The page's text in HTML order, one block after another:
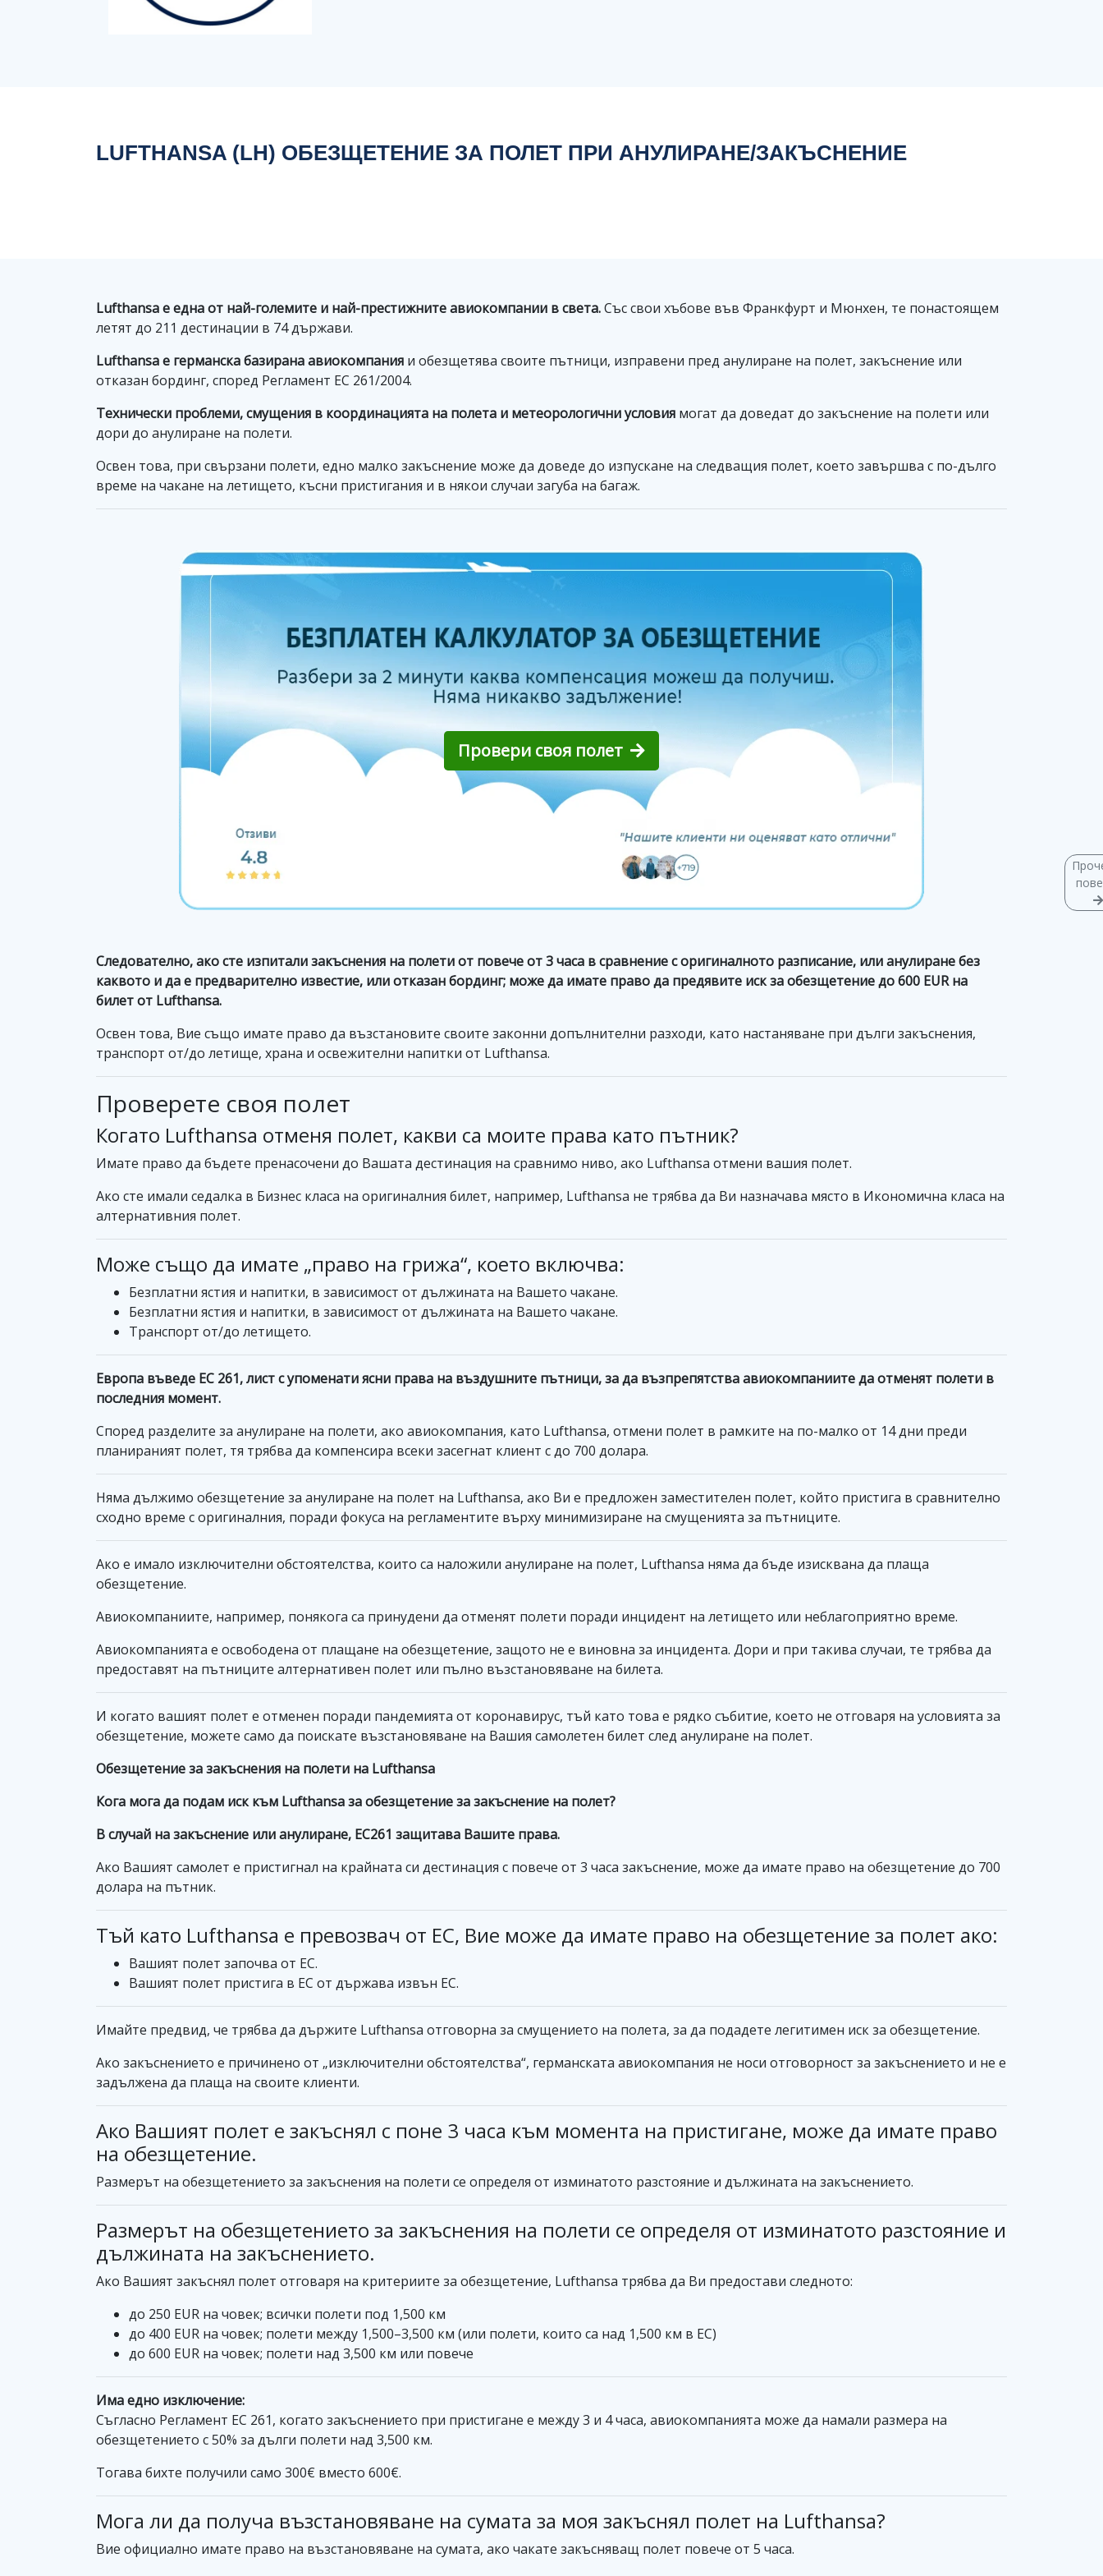
LUFTHANSA (LH) ОБЕЗЩЕТЕНИЕ ЗА ПОЛЕТ ПРИ АНУЛИРАНЕ/ЗАКЪСНЕНИЕ
Lufthansa е една от най-големите и най-престижните авиокомпании в света.Със свои хъбове във Франкфурт и Мюнхен, те понастоящем
летят до 211 дестинации в 74 държави.
Lufthansa е германска базирана авиокомпания и обезщетява своите пътници, изправени пред анулиране на полет, закъснение или
отказан бординг, според Регламент ЕС 261/2004.
Технически проблеми, смущения в координацията на полета и метеорологични условия могат да доведат до закъснение на полети или
дори до анулиране на полети.
Освен това, при свързани полети, едно малко закъснение може да доведе до изпускане на следващия полет, което завършва с по-дълго
време на чакане на летището, късни пристигания и в някои случаи загуба на багаж.
Провери своя полет
Следователно, ако сте изпитали закъснения на полети от повече от 3 часа в сравнение с оригиналното разписание, или анулиране без
каквото и да е предварително известие, или отказан бординг; може да имате право да предявите иск за обезщетение до 600 EUR на
билет от Lufthansa.
Освен това, Вие също имате право да възстановите своите законни допълнителни разходи, като настаняване при дълги закъснения,
транспорт от/до летище, храна и освежителни напитки от Lufthansa.
Проверете своя полет
Когато Lufthansa отменя полет, какви са моите права като пътник?
Имате право да бъдете пренасочени до Вашата дестинация на сравнимо ниво, ако Lufthansa отмени вашия полет.
Ако сте имали седалка в Бизнес класа на оригиналния билет, например, Lufthansa не трябва да Ви назначава място в Икономична класа на
алтернативния полет.
Може също да имате „право на грижа“, което включва:
Безплатни ястия и напитки, в зависимост от дължината на Вашето чакане.
Безплатни ястия и напитки, в зависимост от дължината на Вашето чакане.
Транспорт от/до летището.
Европа въведе EC 261, лист с упоменати ясни права на въздушните пътници, за да възпрепятства авиокомпаниите да отменят полети в
последния момент.
Според разделите за анулиране на полети, ако авиокомпания, като Lufthansa, отмени полет в рамките на по-малко от 14 дни преди
планираният полет, тя трябва да компенсира всеки засегнат клиент с до 700 долара.
Няма дължимо обезщетение за анулиране на полет на Lufthansa, ако Ви е предложен заместителен полет, който пристига в сравнително
сходно време с оригиналния, поради фокуса на регламентите върху минимизиране на смущенията за пътниците.
Ако е имало изключителни обстоятелства, които са наложили анулиране на полет, Lufthansa няма да бъде изисквана да плаща
обезщетение.
Авиокомпаниите, например, понякога са принудени да отменят полети поради инцидент на летището или неблагоприятно време.
Авиокомпанията е освободена от плащане на обезщетение, защото не е виновна за инцидента. Дори и при такива случаи, те трябва да
предоставят на пътниците алтернативен полет или пълно възстановяване на билета.
И когато вашият полет е отменен поради пандемията от коронавирус, тъй като това е рядко събитие, което не отговаря на условията за
обезщетение, можете само да поискате възстановяване на Вашия самолетен билет след анулиране на полет.
Обезщетение за закъснения на полети на Lufthansa
Кога мога да подам иск към Lufthansa за обезщетение за закъснение на полет?
В случай на закъснение или анулиране, EC261 защитава Вашите права.
Ако Вашият самолет е пристигнал на крайната си дестинация с повече от 3 часа закъснение, може да имате право на обезщетение до 700
долара на пътник.
Тъй като Lufthansa е превозвач от ЕС, Вие може да имате право на обезщетение за полет ако:
Вашият полет започва от ЕС.
Вашият полет пристига в ЕС от държава извън ЕС.
Имайте предвид, че трябва да държите Lufthansa отговорна за смущението на полета, за да подадете легитимен иск за обезщетение.
Ако закъснението е причинено от „изключителни обстоятелства“, германската авиокомпания не носи отговорност за закъснението и не е
задължена да плаща на своите клиенти.
Ако Вашият полет е закъснял с поне 3 часа към момента на пристигане, може да имате право
на обезщетение.
Размерът на обезщетението за закъснения на полети се определя от изминатото разстояние и дължината на закъснението.
Размерът на обезщетението за закъснения на полети се определя от изминатото разстояние и
дължината на закъснението.
Ако Вашият закъснял полет отговаря на критериите за обезщетение, Lufthansa трябва да Ви предостави следното:
до 250 EUR на човек; всички полети под 1,500 км
до 400 EUR на човек; полети между 1,500–3,500 км (или полети, които са над 1,500 км в ЕС)
до 600 EUR на човек; полети над 3,500 км или повече
Има едно изключение:
Съгласно Регламент ЕС 261, когато закъснението при пристигане е между 3 и 4 часа, авиокомпанията може да намали размера на
обезщетението с 50% за дълги полети над 3,500 км.
Тогава бихте получили само 300€ вместо 600€.
Мога ли да получа възстановяване на сумата за моя закъснял полет на Lufthansa?
Вие официално имате право на възстановяване на сумата, ако чакате закъсняващ полет повече от 5 часа.